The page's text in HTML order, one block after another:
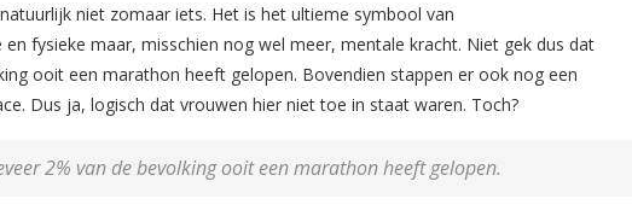
niet zomaar iets. Het is het ultieme symbool van
fysieke maar, misschien nog wel meer, mentale kracht. Niet gek dus dat
ooit een marathon heeft gelopen. Bovendien stappen er ook nog een
Dus ja, logisch dat vrouwen hier niet toe in staat waren. Toch?
2% van de bevolking ooit een marathon heeft gelopen.